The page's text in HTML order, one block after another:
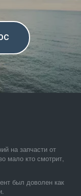
мало кто смотрит,
был доволен как